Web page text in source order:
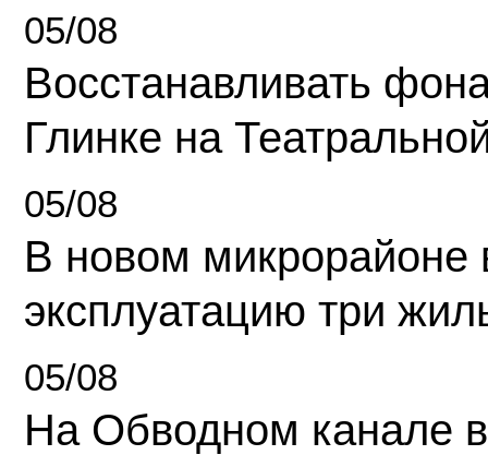
05/08
Восстанавливать
Глинке на
05/08
В новом микрорайоне
эксплуатацию три
05/08
На Обводном канале